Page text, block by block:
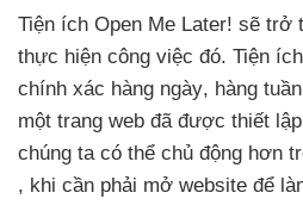
Tiện ích Open Me Later! sẽ trở
thực hiện công việc đó. Tiện ích
chính xác hàng ngày, hàng tuần
một trang web đã được thiết
chúng ta có thể chủ động hơn
, khi cần phải mở website để